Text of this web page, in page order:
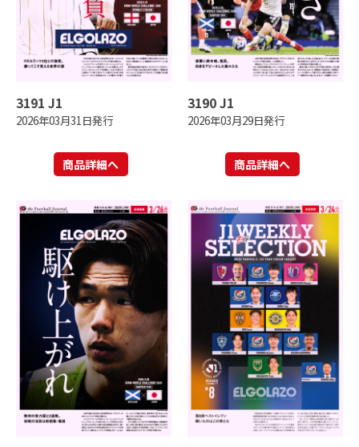
3191 J1
2026年03月31日発行
商品詳細へ
3190 J1
2026年03月29日発行
商品詳細へ